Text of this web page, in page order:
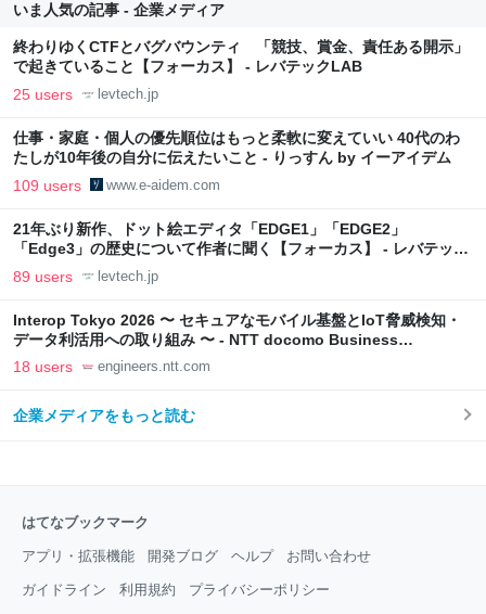
いま人気の記事 - 企業メディア
終わりゆくCTFとバグバウンティ 「競技、賞金、責任ある開示」
で起きていること【フォーカス】 - レバテックLAB
25 users levtech.jp
仕事・家庭・個人の優先順位はもっと柔軟に変えていい 40代のわ
たしが10年後の自分に伝えたいこと - りっすん by イーアイデム
109 users www.e-aidem.com
21年ぶり新作、ドット絵エディタ「EDGE1」「EDGE2」
「Edge3」の歴史について作者に聞く【フォーカス】 - レバテック
LAB
89 users levtech.jp
Interop Tokyo 2026 〜 セキュアなモバイル基盤とIoT脅威検知・
データ利活用への取り組み 〜 - NTT docomo Business
Engineers' Blog
18 users engineers.ntt.com
企業メディアをもっと読む
はてなブックマーク
アプリ・拡張機能 開発ブログ ヘルプ お問い合わせ
ガイドライン 利用規約 プライバシーポリシー